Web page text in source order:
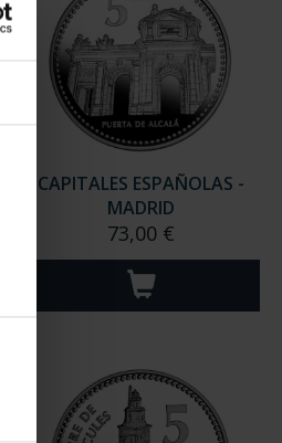
CAPITALES ESPAÑOLAS -
MADRID
73,00 €